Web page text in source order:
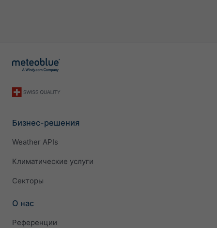
Бизнес-решения
Weather APIs
Климатические услуги
Секторы
О нас
Референции